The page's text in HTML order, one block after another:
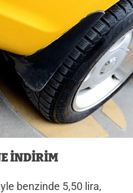
İNDİRİM
benzinde 5,50 lira,